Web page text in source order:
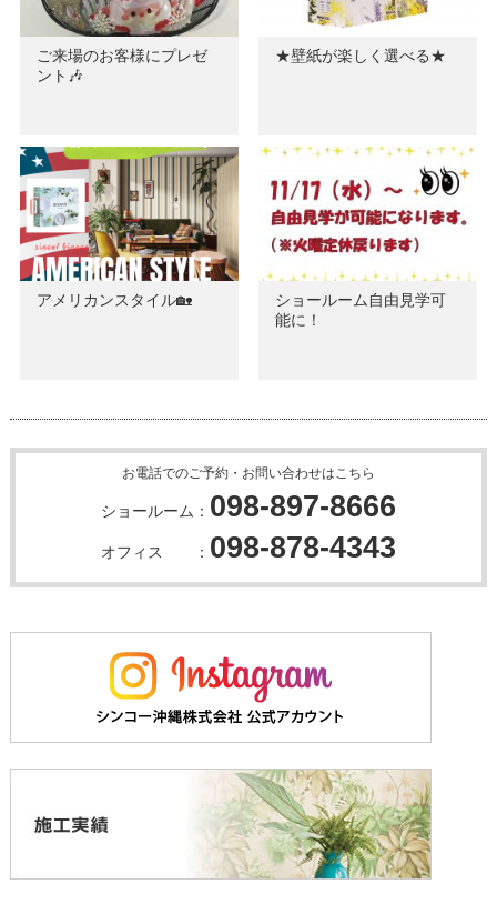
ご来場のお客様にプレゼ
ント🎶
★壁紙が楽しく選べる★
アメリカンスタイル🏡
ショールーム自由見学可
能に！
お電話でのご予約・お問い合わせはこちら
ショールーム： 098-897-8666
オフィス ： 098-878-4343